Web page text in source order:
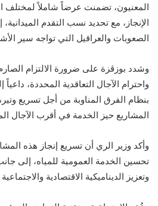
المعنيون، تضمنت عرضاً شاملاً لمختلف
الإنجاز، مع تحديد نسب التقدم
الصعوبات والعراقيل التي تواجه سير
وشدد بوزڨزة على ضرورة الالتزام الصارم
واحترام الآجال التعاقدية المحددة،
بنظام الفرق المناوبة من أجل تسريع
المشاريع حيز الخدمة في أقرب الآجال
وأكد وزير الري أن تسريع إنجاز هذه
تحسين الخدمة العمومية للمياه، إلى
وتعزيز الديناميكية الاقتصادية